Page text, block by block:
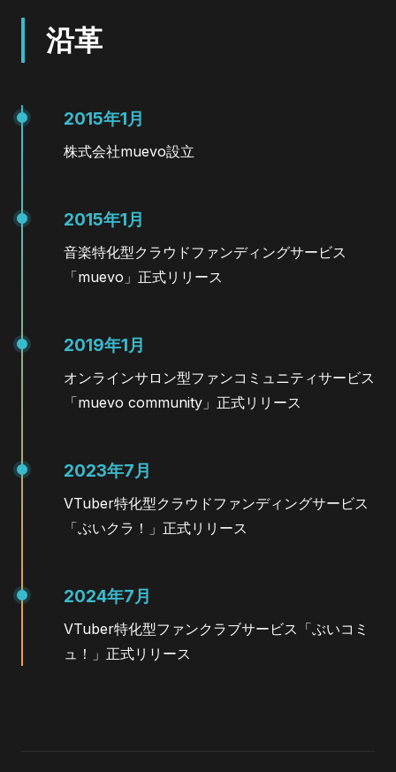
沿革
2015年1月
株式会社muevo設立
2015年1月
音楽特化型クラウドファンディングサービス
「muevo」正式リリース
2019年1月
オンラインサロン型ファンコミュニティサービス
「muevo community」正式リリース
2023年7月
VTuber特化型クラウドファンディングサービス
「ぶいクラ！」正式リリース
2024年7月
VTuber特化型ファンクラブサービス「ぶいコミ
ュ！」正式リリース